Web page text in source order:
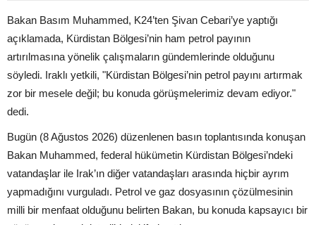
Bakan Basım Muhammed, K24’ten Şivan Cebari’ye yaptığı
açıklamada, Kürdistan Bölgesi’nin ham petrol payının
artırılmasına yönelik çalışmaların gündemlerinde olduğunu
söyledi. Iraklı yetkili, "Kürdistan Bölgesi’nin petrol payını artırmak
zor bir mesele değil; bu konuda görüşmelerimiz devam ediyor."
dedi.
Bugün (8 Ağustos 2026) düzenlenen basın toplantısında konuşan
Bakan Muhammed, federal hükümetin Kürdistan Bölgesi’ndeki
vatandaşlar ile Irak’ın diğer vatandaşları arasında hiçbir ayrım
yapmadığını vurguladı. Petrol ve gaz dosyasının çözülmesinin
milli bir menfaat olduğunu belirten Bakan, bu konuda kapsayıcı bir